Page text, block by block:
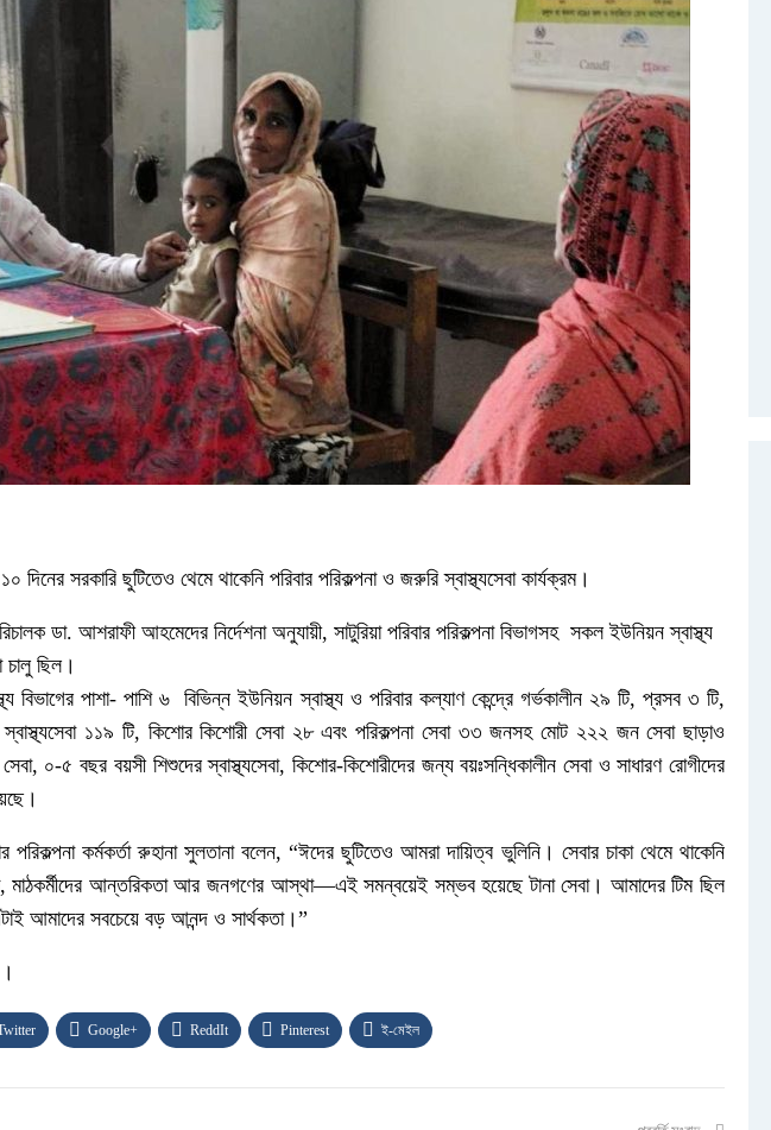
দিনের সরকারি ছুটিতেও থেমে থাকেনি পরিবার পরিকল্পনা ও জরুরি স্বাস্থ্যসেবা কার্যক্রম।
ডা. আশরাফী আহমেদের নির্দেশনা অনুযায়ী, সাটুরিয়া পরিবার পরিকল্পনা বিভাগসহ সকল ইউনিয়ন স্বাস্থ্য
চালু ছিল।
বিভাগের পাশা- পাশি ৬ বিভিন্ন ইউনিয়ন স্বাস্থ্য ও পরিবার কল্যাণ কেন্দ্রে গর্ভকালীন ২৯ টি, প্রসব ৩ টি,
স্বাস্থ্যসেবা ১১৯ টি, কিশোর কিশোরী সেবা ২৮ এবং পরিকল্পনা সেবা ৩৩ জনসহ মোট ২২২ জন সেবা ছাড়াও
সেবা, ০-৫ বছর বয়সী শিশুদের স্বাস্থ্যসেবা, কিশোর-কিশোরীদের জন্য বয়ঃসন্ধিকালীন সেবা ও সাধারণ রোগীদের
পরিকল্পনা কর্মকর্তা রুহানা সুলতানা বলেন, “ঈদের ছুটিতেও আমরা দায়িত্ব ভুলিনি। সেবার চাকা থেমে থাকেনি
মাঠকর্মীদের আন্তরিকতা আর জনগণের আস্থা—এই সমন্বয়েই সম্ভব হয়েছে টানা সেবা। আমাদের টিম ছিল
আমাদের সবচেয়ে বড় আনন্দ ও সার্থকতা।”
Google+ ReddIt Pinterest ই-মেইল